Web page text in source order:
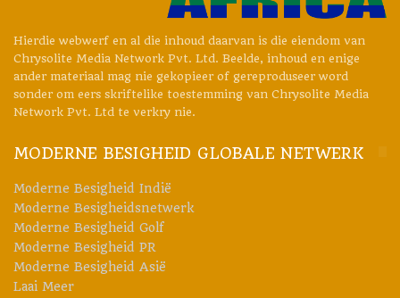
Hierdie webwerf en al die inhoud daarvan is die eiendom van
Chrysolite Media Network Pvt. Ltd. Beelde, inhoud en enige
ander materiaal mag nie gekopieer of gereproduseer word
sonder om eers skriftelike toestemming van Chrysolite Media
Network Pvt. Ltd te verkry nie.
MODERNE BESIGHEID GLOBALE NETWERK
Moderne Besigheid Indië
Moderne Besigheidsnetwerk
Moderne Besigheid Golf
Moderne Besigheid PR
Moderne Besigheid Asië
Laai Meer